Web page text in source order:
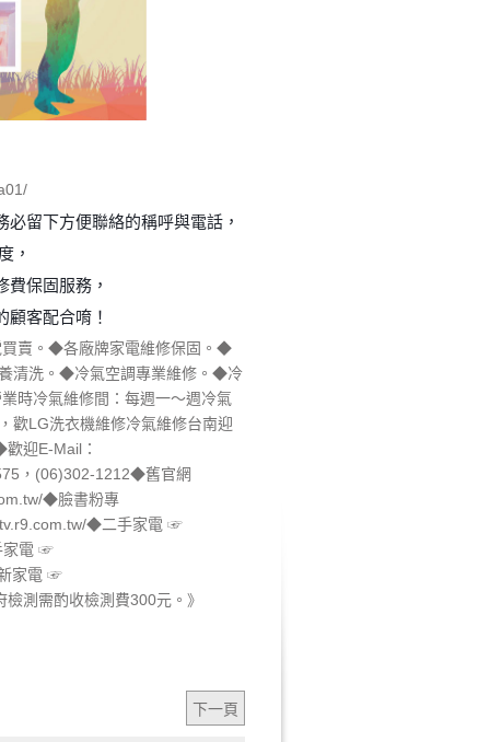
必留下方便聯絡的稱呼與電話，
，
保固服務，
客配合唷！
買賣。◆各廠牌家電維修保固。◆
清洗。◆冷氣空調專業維修。◆冷
時冷氣維修間：每週一～週冷氣
歡LG洗衣機維修冷氣維修台南迎
迎E-Mail：
，(06)302-1212◆舊官網
◆臉書粉專
◆二手家電 ☞
家電 ☞
家電 ☞
測需酌收檢測費300元。》
下一頁